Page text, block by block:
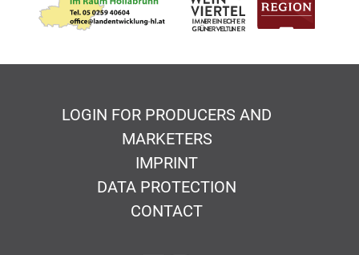
LOGIN FOR PRODUCERS AND
MARKETERS
IMPRINT
DATA PROTECTION
CONTACT